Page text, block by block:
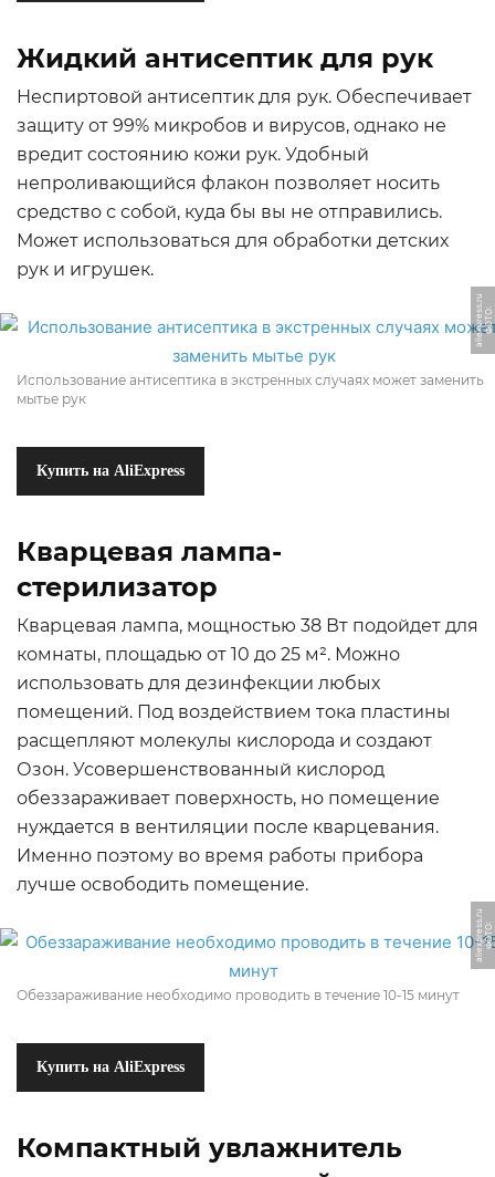
Жидкий антисептик для рук
Неспиртовой антисептик для рук. Обеспечивает
защиту от 99% микробов и вирусов, однако не
вредит состоянию кожи рук. Удобный
непроливающийся флакон позволяет носить
средство с собой, куда бы вы не отправились.
Может использоваться для обработки детских
рук и игрушек.
Ф
О
Т
О:
ali
e
x
p
r
e
s
s.
r
u
Использование антисептика в экстренных случаях может заменить
мытье рук
Купить на AliExpress
Кварцевая лампа-
стерилизатор
Кварцевая лампа, мощностью 38 Вт подойдет для
комнаты, площадью от 10 до 25 м². Можно
использовать для дезинфекции любых
помещений. Под воздействием тока пластины
расщепляют молекулы кислорода и создают
Озон. Усовершенствованный кислород
обеззараживает поверхность, но помещение
нуждается в вентиляции после кварцевания.
Именно поэтому во время работы прибора
лучше освободить помещение.
Ф
О
Т
О:
ali
e
x
p
r
e
s
s.
r
u
Обеззараживание необходимо проводить в течение 10-15 минут
Купить на AliExpress
Компактный увлажнитель